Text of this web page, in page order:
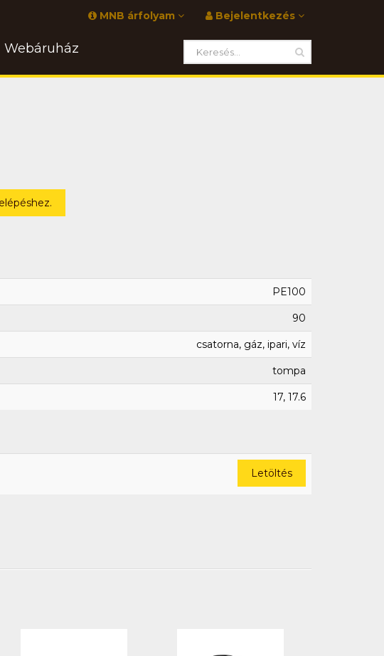
Bejelentkezés
MNB árfolyam
Webáruház
PE100
90
csatorna, gáz, ipari, víz
tompa
17, 17.6
Letöltés